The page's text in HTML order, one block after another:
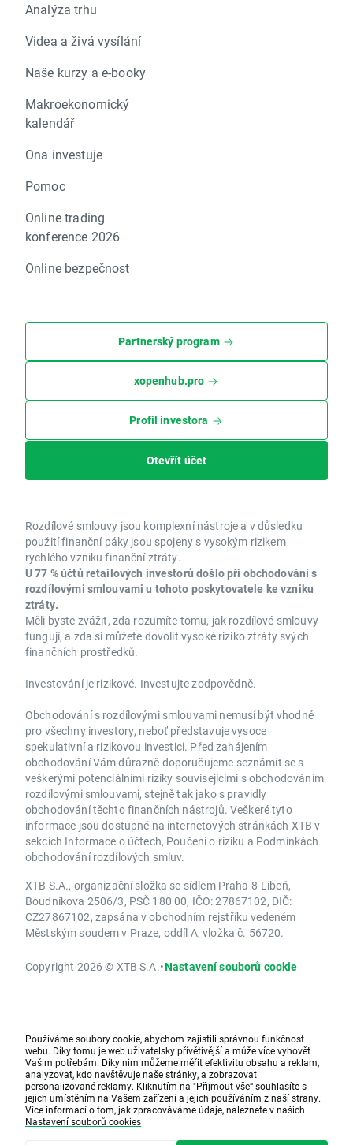
Analýza trhu
Videa a živá vysílání
Naše kurzy a e-booky
Makroekonomický
kalendář
Ona investuje
Pomoc
Online trading
konference 2026
Online bezpečnost
Partnerský program
xopenhub.pro
Profil investora
Otevřít účet
Rozdílové smlouvy jsou komplexní nástroje a v důsledku
použití finanční páky jsou spojeny s vysokým rizikem
rychlého vzniku finanční ztráty.
U 77 % účtů retailových investorů došlo při obchodování s
rozdílovými smlouvami u tohoto poskytovatele ke vzniku
ztráty.
Měli byste zvážit, zda rozumíte tomu, jak rozdílové smlouvy
fungují, a zda si můžete dovolit vysoké riziko ztráty svých
finančních prostředků.
Investování je rizikové. Investujte zodpovědně.
Obchodování s rozdílovými smlouvami nemusí být vhodné
pro všechny investory, neboť představuje vysoce
spekulativní a rizikovou investici. Před zahájením
obchodování Vám důrazně doporučujeme seznámit se s
veškerými potenciálními riziky souvisejícími s obchodováním
rozdílovými smlouvami, stejně tak jako s pravidly
obchodování těchto finančních nástrojů. Veškeré tyto
informace jsou dostupné na internetových stránkách XTB v
sekcích Informace o účtech, Poučení o riziku a Podmínkách
obchodování rozdílových smluv.
XTB S.A., organizační složka se sídlem Praha 8-Libeň,
Boudníkova 2506/3, PSČ 180 00, IČO: 27867102, DIČ:
CZ27867102, zapsána v obchodním rejstříku vedeném
Městským soudem v Praze, oddíl A, vložka č. 56720.
Copyright 2026 © XTB S.A.•Nastavení souborů cookie
Používáme soubory cookie, abychom zajistili správnou funkčnost
webu. Díky tomu je web uživatelsky přívětivější a může více vyhovět
Vašim potřebám. Díky nim můžeme měřit efektivitu obsahu a reklam,
analyzovat, kdo navštěvuje naše stránky, a zobrazovat
personalizované reklamy. Kliknutím na "Přijmout vše“ souhlasíte s
jejich umístěním na Vašem zařízení a jejich používáním z naší strany.
Více informací o tom, jak zpracováváme údaje, naleznete v našich
Nastavení souborů cookies